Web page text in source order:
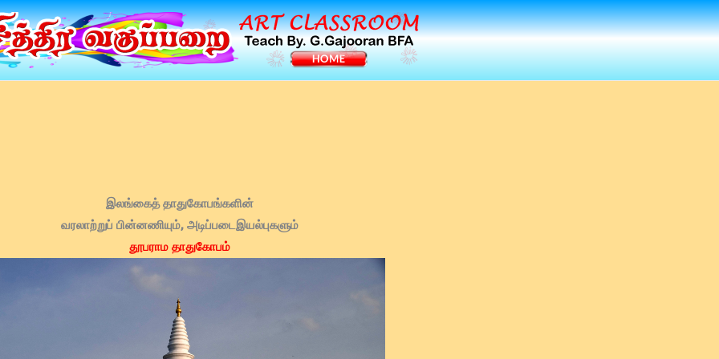
இலங்கைத் தாதுகோபங்களின்
வரலாற்றுப் பின்னணியும், அடிப்படைஇயல்புகளும்
தூபராம தாதுகோபம்